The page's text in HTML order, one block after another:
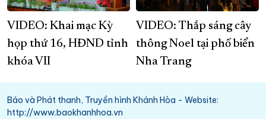
VIDEO: Khai mạc Kỳ
họp thứ 16, HĐND tỉnh
khóa VII
VIDEO: Thắp sáng cây
thông Noel tại phố biển
Nha Trang
Báo và Phát thanh, Truyền hình Khánh Hòa - Website:
http://www.baokhanhhoa.vn